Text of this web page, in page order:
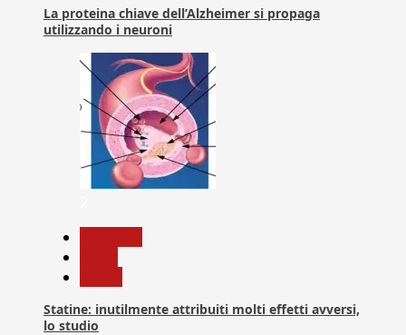
La proteina chiave dell’Alzheimer si propaga
utilizzando i neuroni
Statine: inutilmente attribuiti molti effetti avversi,
lo studio